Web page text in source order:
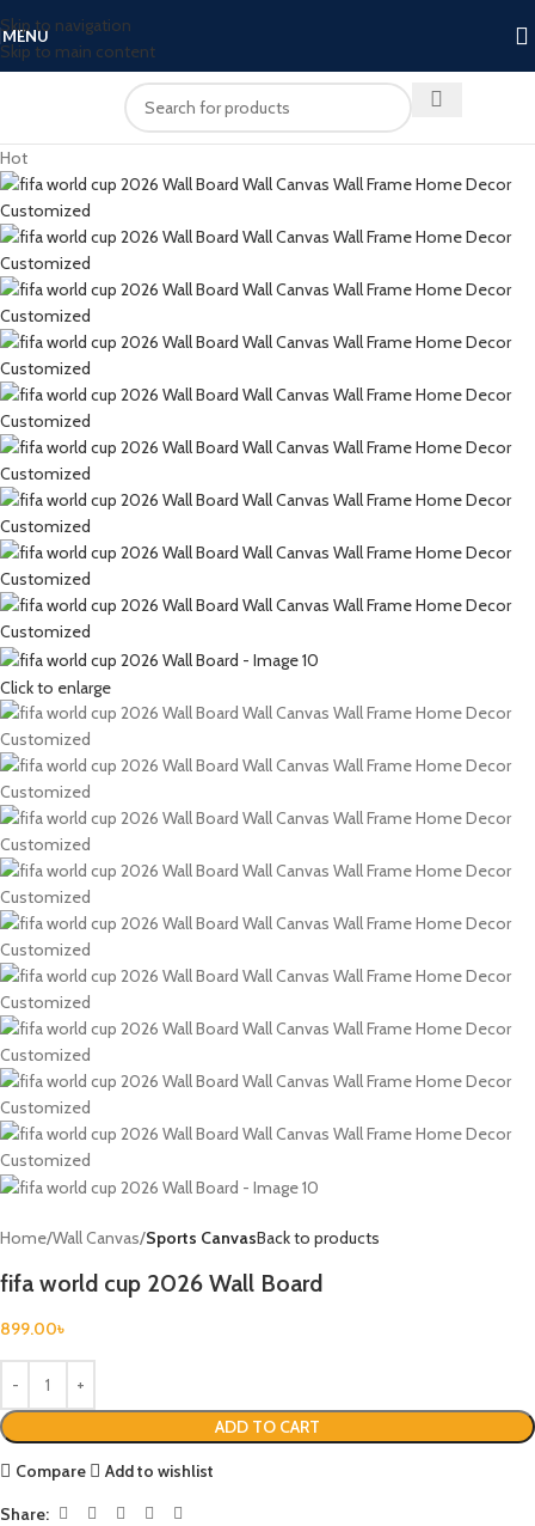
Skip to navigation
Skip to main content
MENU
Hot
Click to enlarge
Home Wall Canvas Sports CanvasBack to products
fifa world cup 2026 Wall Board
899.00৳
ADD TO CART
Compare
Add to wishlist
Share: